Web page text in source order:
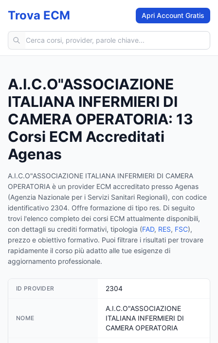
Trova ECM Apri Account Gratis
Cerca corsi ECM
A.I.C.O"ASSOCIAZIONE
ITALIANA INFERMIERI DI
CAMERA OPERATORIA: 13
Corsi ECM Accreditati
Agenas
A.I.C.O"ASSOCIAZIONE ITALIANA INFERMIERI DI CAMERA
OPERATORIA è un provider ECM accreditato presso Agenas
(Agenzia Nazionale per i Servizi Sanitari Regionali), con codice
identificativo 2304. Offre formazione di tipo res. Di seguito
trovi l'elenco completo dei corsi ECM attualmente disponibili,
con dettagli su crediti formativi, tipologia (FAD, RES, FSC),
prezzo e obiettivo formativo. Puoi filtrare i risultati per trovare
rapidamente il corso più adatto alle tue esigenze di
aggiornamento professionale.
ID PROVIDER 2304
NOME
A.I.C.O"ASSOCIAZIONE
ITALIANA INFERMIERI DI
CAMERA OPERATORIA